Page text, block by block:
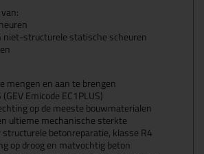
structurele statische scheuren
mengen en aan te brengen
Emicode EC1PLUS)
op de meeste bouwmaterialen
ultieme mechanische sterkte
betonreparatie, klasse R4
op droog en matvochtig beton